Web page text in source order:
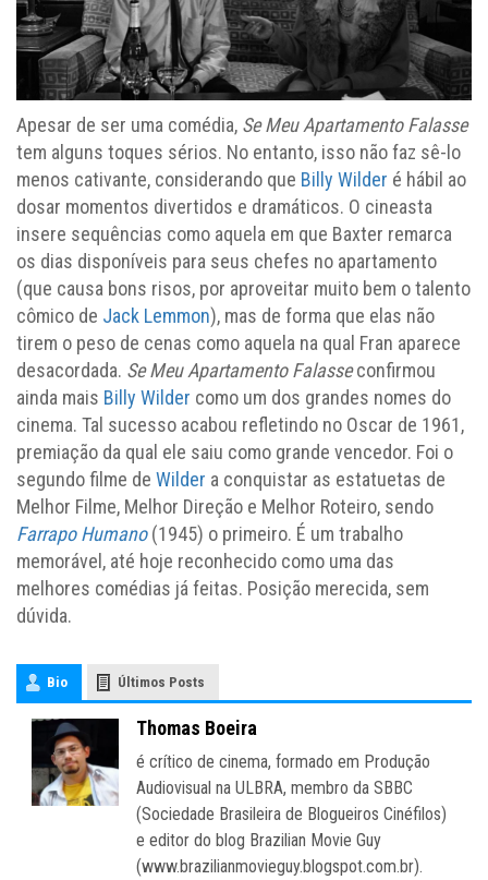
Apesar de ser uma comédia, Se Meu Apartamento Falasse
tem alguns toques sérios. No entanto, isso não faz sê-lo
menos cativante, considerando que Billy Wilder é hábil ao
dosar momentos divertidos e dramáticos. O cineasta
insere sequências como aquela em que Baxter remarca
os dias disponíveis para seus chefes no apartamento
(que causa bons risos, por aproveitar muito bem o talento
cômico de Jack Lemmon), mas de forma que elas não
tirem o peso de cenas como aquela na qual Fran aparece
desacordada. Se Meu Apartamento Falasseconfirmou
ainda mais Billy Wilder como um dos grandes nomes do
cinema. Tal sucesso acabou refletindo no Oscar de 1961,
premiação da qual ele saiu como grande vencedor. Foi o
segundo filme de Wilder a conquistar as estatuetas de
Melhor Filme, Melhor Direção e Melhor Roteiro, sendo
Farrapo Humano(1945) o primeiro. É um trabalho
memorável, até hoje reconhecido como uma das
melhores comédias já feitas. Posição merecida, sem
dúvida.
Bio Últimos Posts
Thomas Boeira
é crítico de cinema, formado em Produção
Audiovisual na ULBRA, membro da SBBC
(Sociedade Brasileira de Blogueiros Cinéfilos)
e editor do blog Brazilian Movie Guy
(www.brazilianmovieguy.blogspot.com.br).